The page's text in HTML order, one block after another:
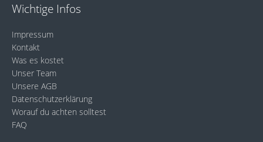
Wichtige Infos
Impressum
Kontakt
Was es kostet
Unser Team
Unsere AGB
Datenschutzerklärung
Worauf du achten solltest
FAQ